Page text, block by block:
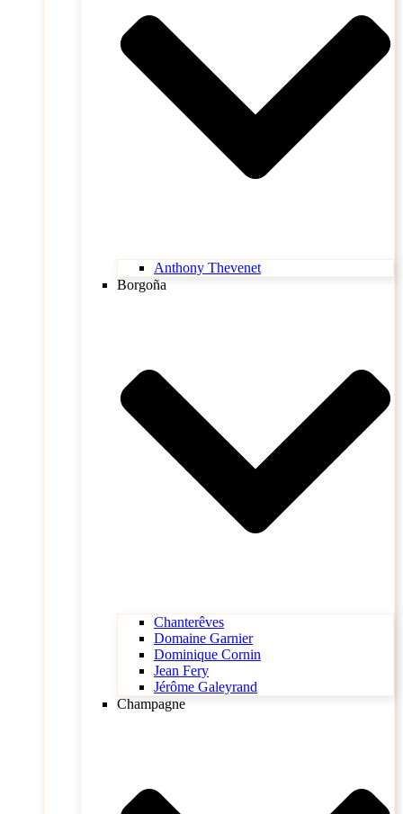
Anthony Thevenet
Borgoña
Chanterêves
Domaine Garnier
Dominique Cornin
Jean Fery
Jérôme Galeyrand
Champagne